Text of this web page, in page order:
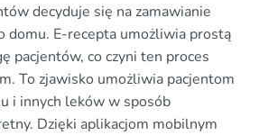
decyduje się na zamawianie
domu. E-recepta umożliwia prostą
pacjentów, co czyni ten proces
To zjawisko umożliwia pacjentom
i innych leków w sposób
Dzięki aplikacjom mobilnym